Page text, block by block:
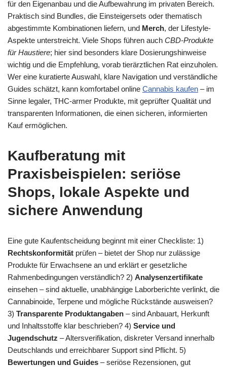
für den Eigenanbau und die Aufbewahrung im privaten Bereich.
Praktisch sind Bundles, die Einsteigersets oder thematisch
abgestimmte Kombinationen liefern, und Merch, der Lifestyle-
Aspekte unterstreicht. Viele Shops führen auch CBD-Produkte
für Haustiere; hier sind besonders klare Dosierungshinweise
wichtig und die Empfehlung, vorab tierärztlichen Rat einzuholen.
Wer eine kuratierte Auswahl, klare Navigation und verständliche
Guides schätzt, kann komfortabel online Cannabis kaufen – im
Sinne legaler, THC-armer Produkte, mit geprüfter Qualität und
transparenten Informationen, die einen sicheren, informierten
Kauf ermöglichen.
Kaufberatung mit
Praxisbeispielen: seriöse
Shops, lokale Aspekte und
sichere Anwendung
Eine gute Kaufentscheidung beginnt mit einer Checkliste: 1)
Rechtskonformität prüfen – bietet der Shop nur zulässige
Produkte für Erwachsene an und erklärt er gesetzliche
Rahmenbedingungen verständlich? 2) Analysenzertifikate
einsehen – sind aktuelle, unabhängige Laborberichte verlinkt, die
Cannabinoide, Terpene und mögliche Rückstände ausweisen?
3) Transparente Produktangaben – sind Anbauart, Herkunft
und Inhaltsstoffe klar beschrieben? 4) Service und
Jugendschutz – Altersverifikation, diskreter Versand innerhalb
Deutschlands und erreichbarer Support sind Pflicht. 5)
Bewertungen und Guides – seriöse Rezensionen, gut